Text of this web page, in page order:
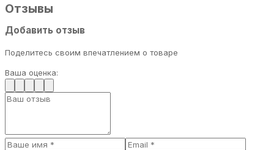
Отзывы
Добавить отзыв
Поделитесь своим впечатлением о товаре
Ваша оценка: